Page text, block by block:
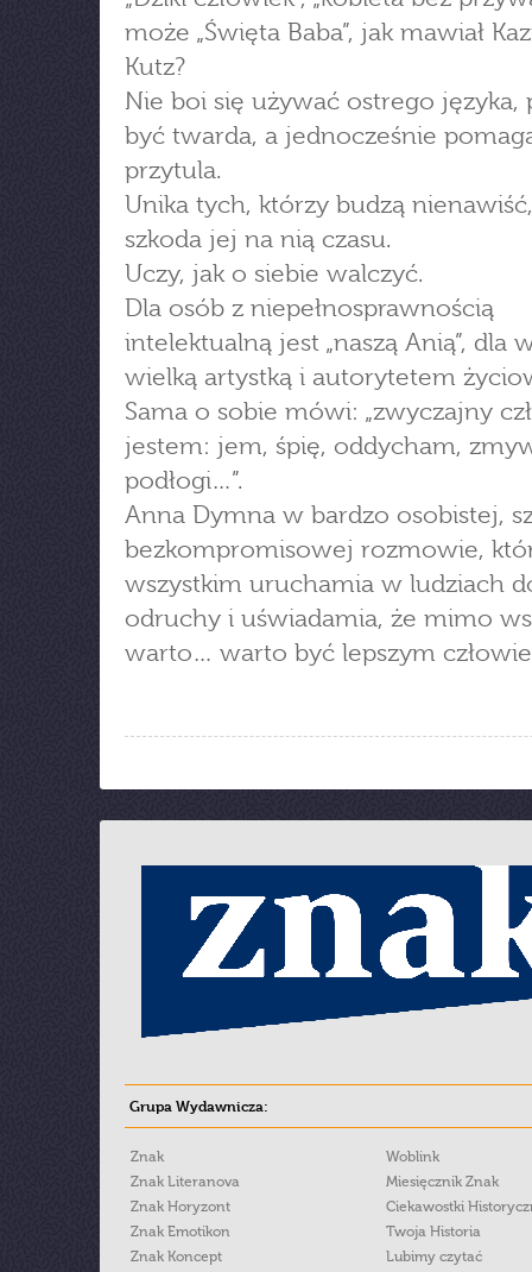
może „Święta Baba”, jak mawiał
Kutz?
Nie boi się używać ostrego języka,
być twarda, a jednocześnie
przytula.
Unika tych, którzy budzą
szkoda jej na nią czasu.
Uczy, jak o siebie walczyć.
Dla osób z niepełnosprawnością
intelektualną jest „naszą Anią”, dla
wielką artystką i autorytetem
Sama o sobie mówi: „zwyczajny
jestem: jem, śpię, oddycham,
podłogi…”.
Anna Dymna w bardzo osobistej,
bezkompromisowej rozmowie,
wszystkim uruchamia w ludziach
odruchy i uświadamia, że mimo
warto… warto być lepszym
Grupa Wydawnicza:
Znak
Znak Literanova
Znak Horyzont
Znak Emotikon
Znak Koncept
Woblink
Miesięcznik Znak
Ciekawostki
Twoja Historia
Lubimy czytać